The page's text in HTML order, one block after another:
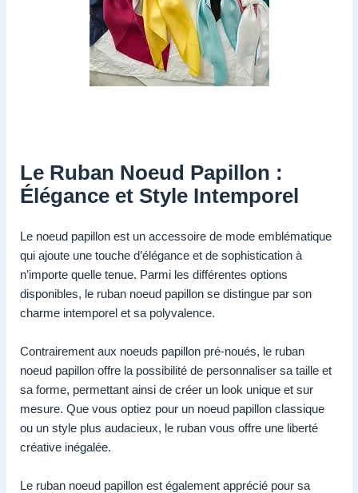
Le Ruban Noeud Papillon :
Élégance et Style Intemporel
Le noeud papillon est un accessoire de mode emblématique
qui ajoute une touche d’élégance et de sophistication à
n’importe quelle tenue. Parmi les différentes options
disponibles, le ruban noeud papillon se distingue par son
charme intemporel et sa polyvalence.
Contrairement aux noeuds papillon pré-noués, le ruban
noeud papillon offre la possibilité de personnaliser sa taille et
sa forme, permettant ainsi de créer un look unique et sur
mesure. Que vous optiez pour un noeud papillon classique
ou un style plus audacieux, le ruban vous offre une liberté
créative inégalée.
Le ruban noeud papillon est également apprécié pour sa